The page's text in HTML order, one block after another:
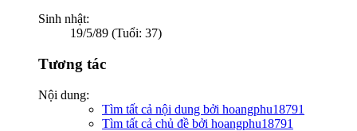
Sinh nhật:
19/5/89 (Tuổi: 37)
Tương tác
Nội dung:
Tìm tất cả nội dung bởi hoangphu18791
Tìm tất cả chủ đề bởi hoangphu18791